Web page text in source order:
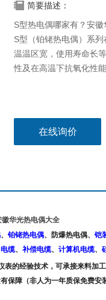
简要描述：
S型热电偶哪家有？安
S型（铂铑热电偶）系
温温区宽，使用寿命长
性及在高温下抗氧化性
在线询价
华光热电偶大全
、 铂铑热电偶、防爆热电偶、 铠
缆、 补偿电缆、 计算机电缆、
表的经验技术，可承接来料加
保障（非人为一年质保免费